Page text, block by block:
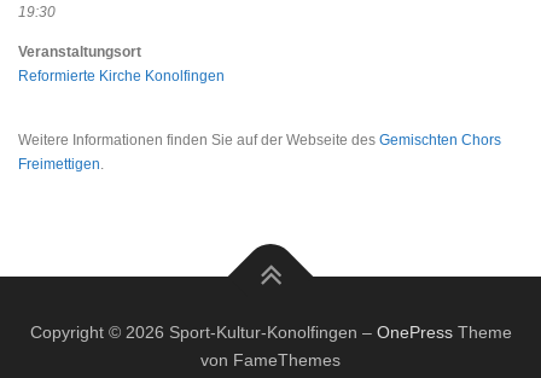
19:30
Veranstaltungsort
Reformierte Kirche Konolfingen
Weitere Informationen finden Sie auf der Webseite des Gemischten Chors
Freimettigen.
Copyright © 2026 Sport-Kultur-Konolfingen – OnePressTheme
von FameThemes